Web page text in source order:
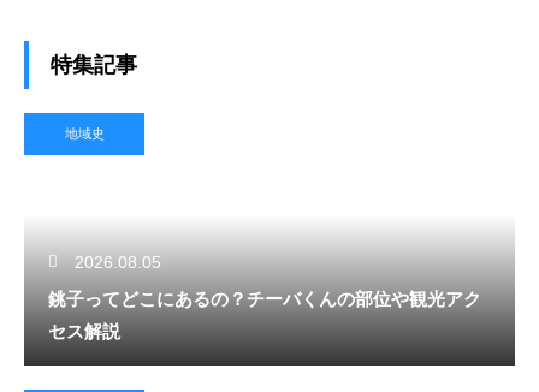
特集記事
地域史
2026.08.05
銚子ってどこにあるの？チーバくんの部位や観光アク
セス解説